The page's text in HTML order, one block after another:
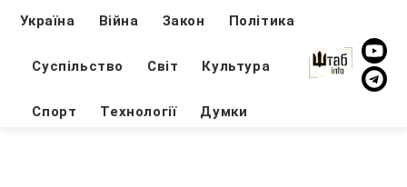
Україна Війна Закон Політика
Суспільство Світ Культура
Спорт Технології Думки